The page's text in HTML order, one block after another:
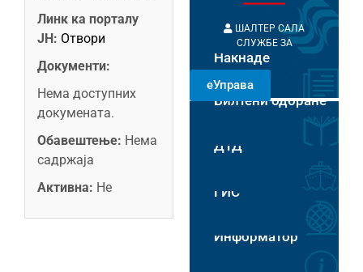
Линк ка порталу
ЈН: Отвори
Документи:
Нема доступних
докумената.
Обавештење: Нема
садржаја
Активна: Не
ШАЛТЕР САЛА
СЛУЖБЕ ЗА
НАКНАДЕ
РАДНИМ
ДАНИМА 8-14
ЧАСОВА
Накнаде
еУправа
Билтени одбране
Пловидба на Хс
ДТД
ГИС
Информатор